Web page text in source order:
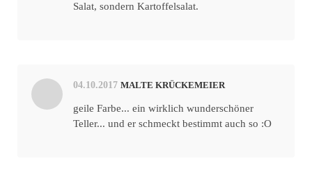
Salat, sondern Kartoffelsalat.
04.10.2017 MALTE KRÜCKEMEIER
geile Farbe... ein wirklich wunderschöner
Teller... und er schmeckt bestimmt auch so :O